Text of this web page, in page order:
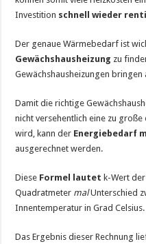
Investition schnell wieder
Der genaue Wärmebedarf ist
Gewächshausheizung zu
Gewächshausheizungen
Damit die richtige
nicht versehentlich eine zu
wird, kann der Energiebedarf
ausgerechnet werden.
Diese Formel lautet k-Wert
Quadratmeter malUnterschied
Innentemperatur in Grad Celsius.
Das Ergebnis dieser Rechnung